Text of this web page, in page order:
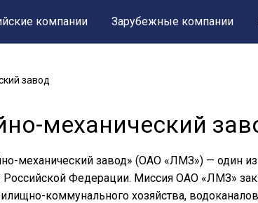
компании Зарубежные компании
завод
механический
механический завод» (ОАО «ЛМЗ») — один
Федерации. Миссия ОАО «ЛМЗ»
коммунального хозяйства,